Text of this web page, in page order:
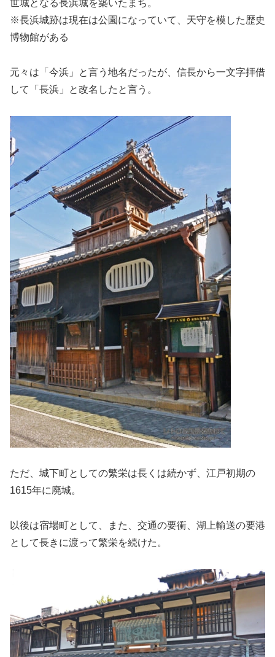
世城となる長浜城を築いたまち。
※長浜城跡は現在は公園になっていて、天守を模した歴史
博物館がある
元々は「今浜」と言う地名だったが、信長から一文字拝借
して「長浜」と改名したと言う。
ただ、城下町としての繁栄は長くは続かず、江戸初期の
1615年に廃城。
以後は宿場町として、また、交通の要衝、湖上輸送の要港
として長きに渡って繁栄を続けた。